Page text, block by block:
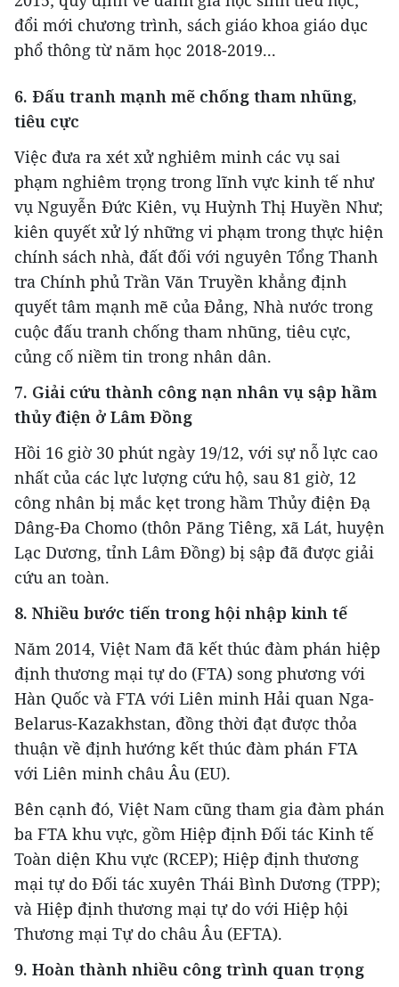
đổi mới chương trình, sách giáo khoa giáo dục
phổ thông từ năm học 2018-2019...
6. Đấu tranh mạnh mẽ chống tham nhũng,
tiêu cực
Việc đưa ra xét xử nghiêm minh các vụ sai
phạm nghiêm trọng trong lĩnh vực kinh tế như
vụ Nguyễn Đức Kiên, vụ Huỳnh Thị Huyền Như;
kiên quyết xử lý những vi phạm trong thực hiện
chính sách nhà, đất đối với nguyên Tổng Thanh
tra Chính phủ Trần Văn Truyền khẳng định
quyết tâm mạnh mẽ của Đảng, Nhà nước trong
cuộc đấu tranh chống tham nhũng, tiêu cực,
củng cố niềm tin trong nhân dân.
7. Giải cứu thành công nạn nhân vụ sập hầm
thủy điện ở Lâm Đồng
Hồi 16 giờ 30 phút ngày 19/12, với sự nỗ lực cao
nhất của các lực lượng cứu hộ, sau 81 giờ, 12
công nhân bị mắc kẹt trong hầm Thủy điện Đạ
Dâng-Đa Chomo (thôn Păng Tiêng, xã Lát, huyện
Lạc Dương, tỉnh Lâm Đồng) bị sập đã được giải
cứu an toàn.
8. Nhiều bước tiến trong hội nhập kinh tế
Năm 2014, Việt Nam đã kết thúc đàm phán hiệp
định thương mại tự do (FTA) song phương với
Hàn Quốc và FTA với Liên minh Hải quan Nga-
Belarus-Kazakhstan, đồng thời đạt được thỏa
thuận về định hướng kết thúc đàm phán FTA
với Liên minh châu Âu (EU).
Bên cạnh đó, Việt Nam cũng tham gia đàm phán
ba FTA khu vực, gồm Hiệp định Đối tác Kinh tế
Toàn diện Khu vực (RCEP); Hiệp định thương
mại tự do Đối tác xuyên Thái Bình Dương (TPP);
và Hiệp định thương mại tự do với Hiệp hội
Thương mại Tự do châu Âu (EFTA).
9. Hoàn thành nhiều công trình quan trọng